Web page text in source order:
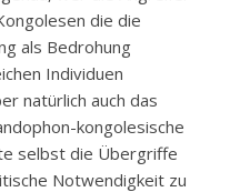
die die
als Bedrohung
Individuen
natürlich auch das
kongolesische
selbst die Übergriffe
Notwendigkeit zu